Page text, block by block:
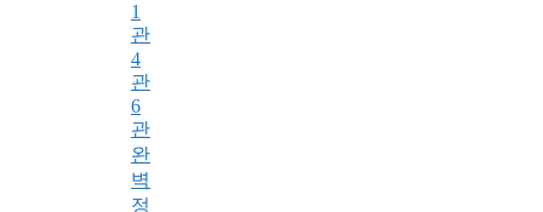
1
관
4
관
6
관
완
벽
정